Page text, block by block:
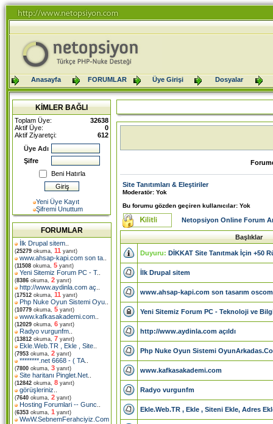
Anasayfa FORUMLAR Üye Girişi Dosyalar
KİMLER BAĞLI
Toplam Üye:
32638
Aktif Üye:
0
Aktif Ziyaretçi:
612
Üye Adı
Şifre
Beni Hatırla
Yeni Üye Kayıt
Şifremi Unuttum
FORUMLAR
İlk Drupal sitem
(25279 okuma, 11 yanıt)
www.ahsap-kapi.com son ta
(11508 okuma, 5 yanıt)
Yeni Sitemiz Forum PC - T..
(8386 okuma, 2 yanıt)
http://www.aydinla.com aç
(17512 okuma, 11 yanıt)
Php Nuke Oyun Sistemi Oyu
(10779 okuma, 5 yanıt)
www.kafkasakademi.com
(12029 okuma, 6 yanıt)
Radyo vurgunfm
(13812 okuma, 7 yanıt)
Ekle.Web.TR , Ekle , Site
(7953 okuma, 2 yanıt)
********.net 6668 - ( TA
(7800 okuma, 3 yanıt)
Site haritanı Pinglet.Net
(12842 okuma, 8 yanıt)
görüşleriniz
(7640 okuma, 2 yanıt)
Hosting Forumlari -- Gunc
(6353 okuma, 1 yanıt)
WwW.SebnemFerahciyiz.Com
Site Tanıtımları & Eleştiriler
Moderatör: Yok
Bu forumu gözden geçiren kullanıcılar: Yok
Netopsiyon Online Forum
Başlıklar
Duyuru: DİKKAT Site Tanıtmak İçin +50
İlk Drupal sitem
www.ahsap-kapi.com son tasarım
Yeni Sitemiz Forum PC - Teknoloji ve
http://www.aydinla.com açıldı
Php Nuke Oyun Sistemi
www.kafkasakademi.com
Radyo vurgunfm
Ekle.Web.TR , Ekle , Siteni Ekle, Adres